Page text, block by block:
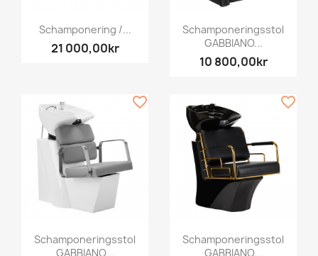
Schamponering /...
21 000,00kr
Schamponeringsstol
GABBIANO...
10 800,00kr
Schamponeringsstol
GABBIANO...
favorite_border
Schamponeringsstol
GABBIANO...
favorite_border